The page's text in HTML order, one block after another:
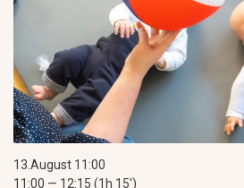
13.August 11:00
11:00 — 12:15 (1h 15′)